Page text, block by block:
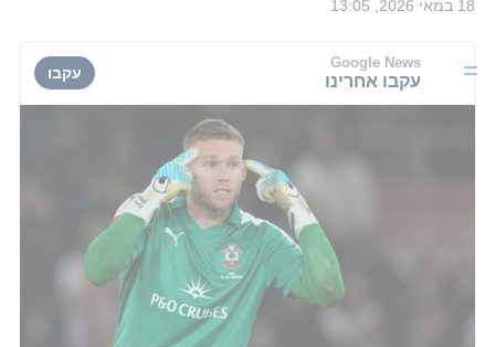
18 במאי 2026, 13:05
Google News
עקבו אחרינו עקבו